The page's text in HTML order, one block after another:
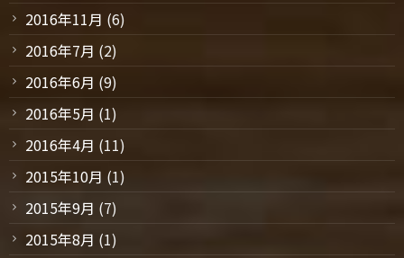
2016年11月 (6)
2016年7月 (2)
2016年6月 (9)
2016年5月 (1)
2016年4月 (11)
2015年10月 (1)
2015年9月 (7)
2015年8月 (1)